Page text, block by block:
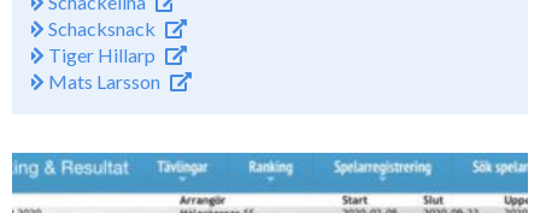
Schacksnack
Tiger Hillarp
Mats Larsson